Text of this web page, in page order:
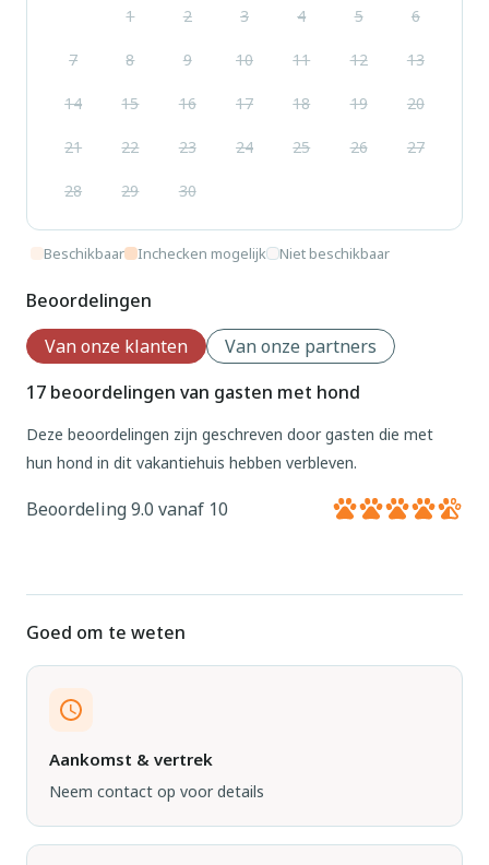
1 2 3 4 5 6
7 8 9 10 11 12 13
14 15 16 17 18 19 20
21 22 23 24 25 26 27
28 29 30
Beschikbaar Inchecken mogelijk Niet beschikbaar
Beoordelingen
Van onze klanten
Van onze partners
17 beoordelingen van gasten met hond
Deze beoordelingen zijn geschreven door gasten die met
hun hond in dit vakantiehuis hebben verbleven.
Beoordeling 9.0 vanaf 10
Goed om te weten
Aankomst & vertrek
Neem contact op voor details